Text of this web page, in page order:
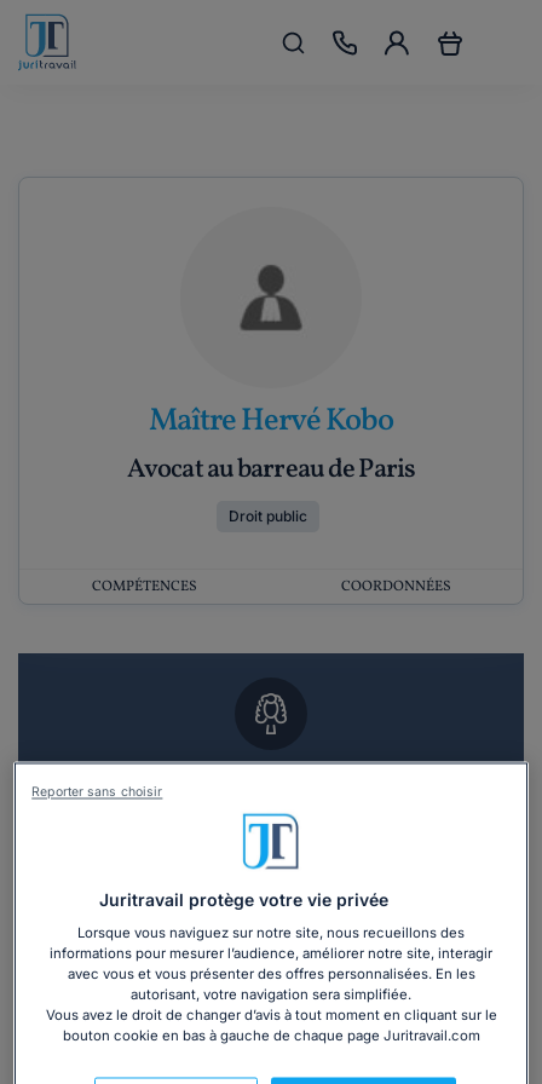
Maître Hervé Kobo
Avocat au barreau de Paris
Droit public
COMPÉTENCES COORDONNÉES
Vous souhaitez un RDV en cabinet avec un
avocat ?
Recevoir des devis d'avocats
3 devis en 48h
Juritravail protège votre vie privée
Lorsque vous naviguez sur notre site, nous recueillons des
informations pour mesurer l’audience, améliorer notre site, interagir
avec vous et vous présenter des offres personnalisées. En les
autorisant, votre navigation sera simplifiée.
Vous avez le droit de changer d’avis à tout moment en cliquant sur le
bouton cookie en bas à gauche de chaque page Juritravail.com
Reporter sans choisir